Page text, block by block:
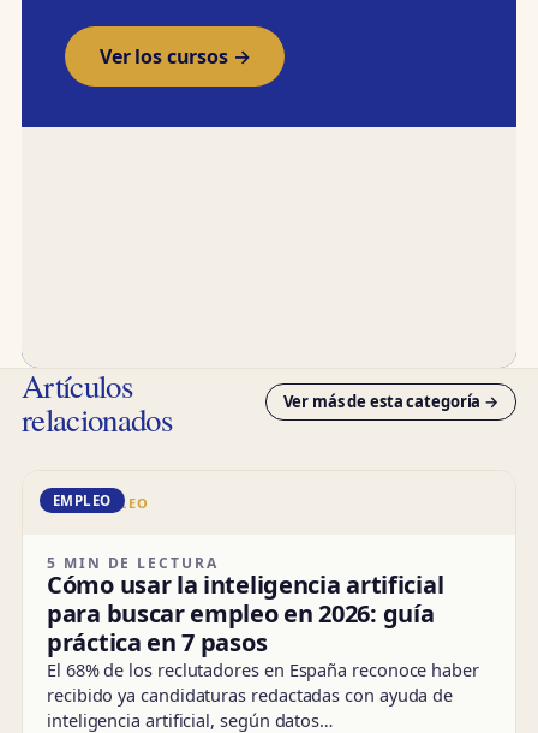
Ver los cursos →
Artículos
relacionados Ver más de esta categoría →
DD · EMPLEO
EMPLEO
5 MIN DE LECTURA
Cómo usar la inteligencia artificial
para buscar empleo en 2026: guía
práctica en 7 pasos
El 68% de los reclutadores en España reconoce haber
recibido ya candidaturas redactadas con ayuda de
inteligencia artificial, según datos…